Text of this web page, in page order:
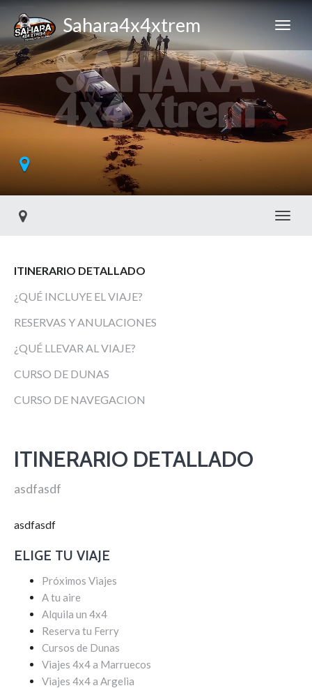
Sahara4x4xtrem
ITINERARIO DETALLADO
¿QUÉ INCLUYE EL VIAJE?
RESERVAS Y ANULACIONES
¿QUÉ LLEVAR AL VIAJE?
CURSO DE DUNAS
CURSO DE NAVEGACION
ITINERARIO DETALLADO
asdfasdf
asdfasdf
ELIGE TU VIAJE
Próximos Viajes
A tu aire
Alquila un 4x4
Reserva tu Ferry
Cursos de Dunas
Viajes 4x4 a Marruecos
Viajes 4x4 a Argelia